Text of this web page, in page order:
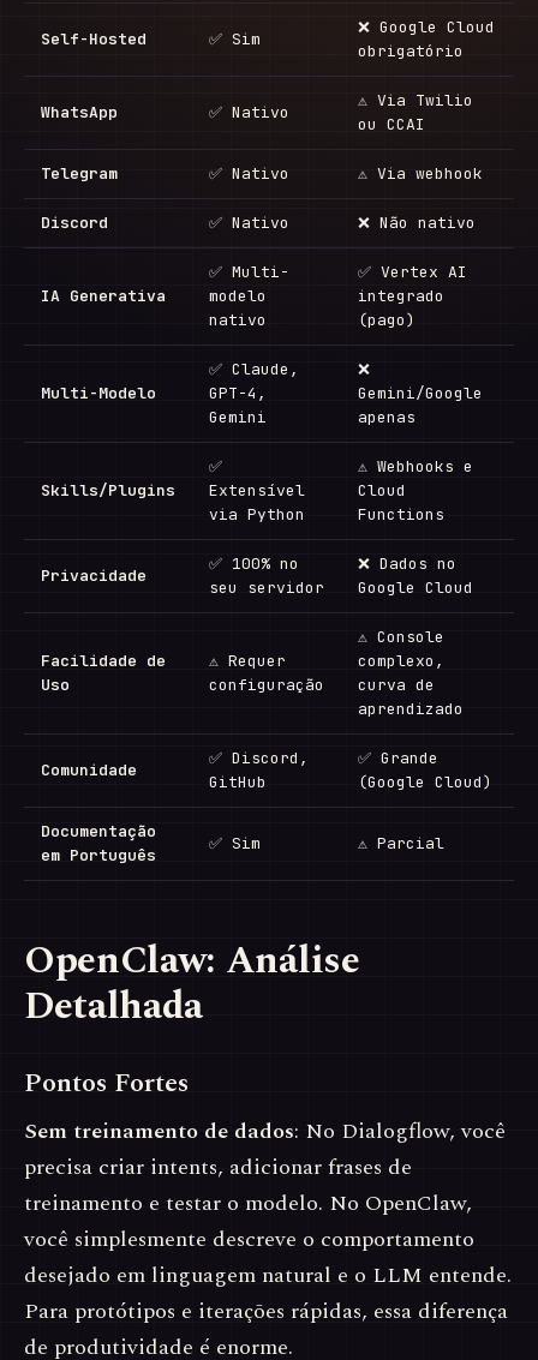
Self-Hosted ✅ Sim
❌ Google Cloud
obrigatório
WhatsApp ✅ Nativo
⚠ Via Twilio
ou CCAI
Telegram ✅ Nativo ⚠ Via webhook
Discord ✅ Nativo ❌ Não nativo
IA Generativa
✅ Multi-
modelo
nativo
✅ Vertex AI
integrado
(pago)
Multi-Modelo
✅ Claude,
GPT-4,
Gemini
❌
Gemini/Google
apenas
Skills/Plugins
✅
Extensível
via Python
⚠ Webhooks e
Cloud
Functions
Privacidade
✅ 100% no
seu servidor
❌ Dados no
Google Cloud
Facilidade de
Uso
⚠ Requer
configuração
⚠ Console
complexo,
curva de
aprendizado
Comunidade
✅ Discord,
GitHub
✅ Grande
(Google Cloud)
Documentação
em Português
✅ Sim ⚠ Parcial
OpenClaw: Análise
Detalhada
Pontos Fortes
Sem treinamento de dados: No Dialogflow, você
precisa criar intents, adicionar frases de
treinamento e testar o modelo. No OpenClaw,
você simplesmente descreve o comportamento
desejado em linguagem natural e o LLM entende.
Para protótipos e iterações rápidas, essa diferença
de produtividade é enorme.